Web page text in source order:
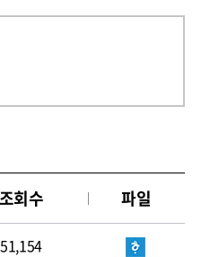
조회수 파일
51,154